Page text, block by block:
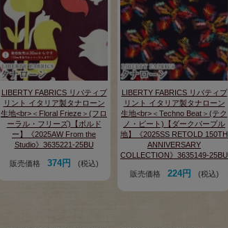
LIBERTY FABRICS リバティプ
リント イタリア製タナローン
生地<br>＜Floral Frieze＞(フロ
ーラル・フリーズ)【ボルド
ー】《2025AW From the
Studio》3635221-25BU
販売価格 374円 (税込)
LIBERTY FABRICS リバティプ
リント イタリア製タナローン
生地<br>＜Techno Beat＞(テク
ノ・ビート)【ダークパープル
地】《2025SS RETOLD 150TH
ANNIVERSARY
COLLECTION》3635149-25BU
販売価格 224円 (税込)